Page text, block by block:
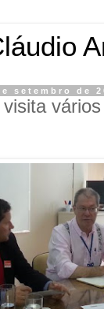
setembro de